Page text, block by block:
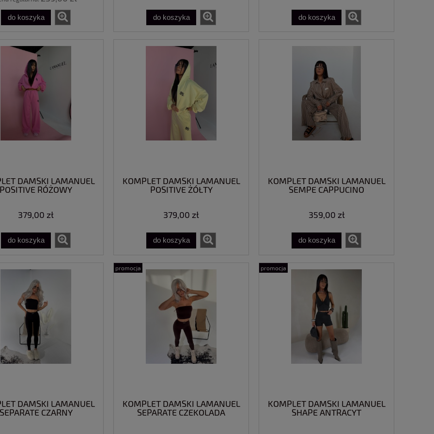
do koszyka do koszyka do koszyka
DAMSKI LAMANUEL
POSITIVE RÓŻOWY
379,00 zł
do koszyka
KOMPLET DAMSKI LAMANUEL
POSITIVE ŻÓŁTY
379,00 zł
do koszyka
KOMPLET DAMSKI LAMANUEL
SEMPE CAPPUCINO
359,00 zł
do koszyka
DAMSKI LAMANUEL
CZARNY
KOMPLET DAMSKI LAMANUEL
SEPARATE CZEKOLADA
promocja
KOMPLET DAMSKI LAMANUEL
SHAPE ANTRACYT
promocja